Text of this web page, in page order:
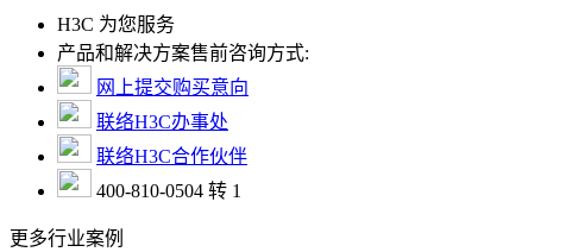
H3C 为您服务
产品和解决方案售前咨询方式:
网上提交购买意向
联络H3C办事处
联络H3C合作伙伴
400-810-0504 转 1
更多行业案例